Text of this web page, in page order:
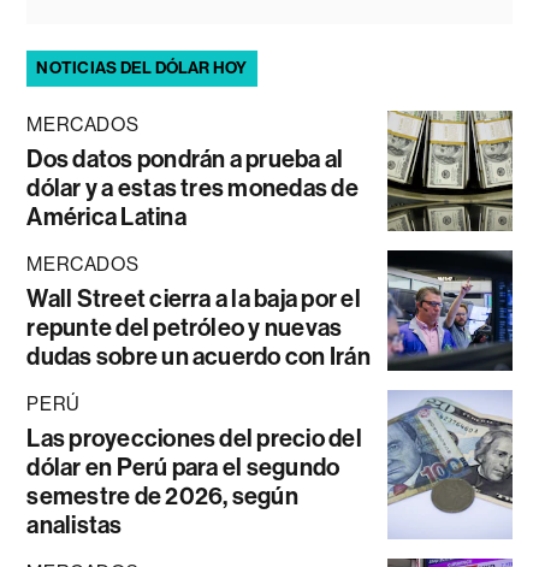
NOTICIAS DEL DÓLAR HOY
MERCADOS
Dos datos pondrán a prueba al
dólar y a estas tres monedas de
América Latina
MERCADOS
Wall Street cierra a la baja por el
repunte del petróleo y nuevas
dudas sobre un acuerdo con Irán
PERÚ
Las proyecciones del precio del
dólar en Perú para el segundo
semestre de 2026, según
analistas